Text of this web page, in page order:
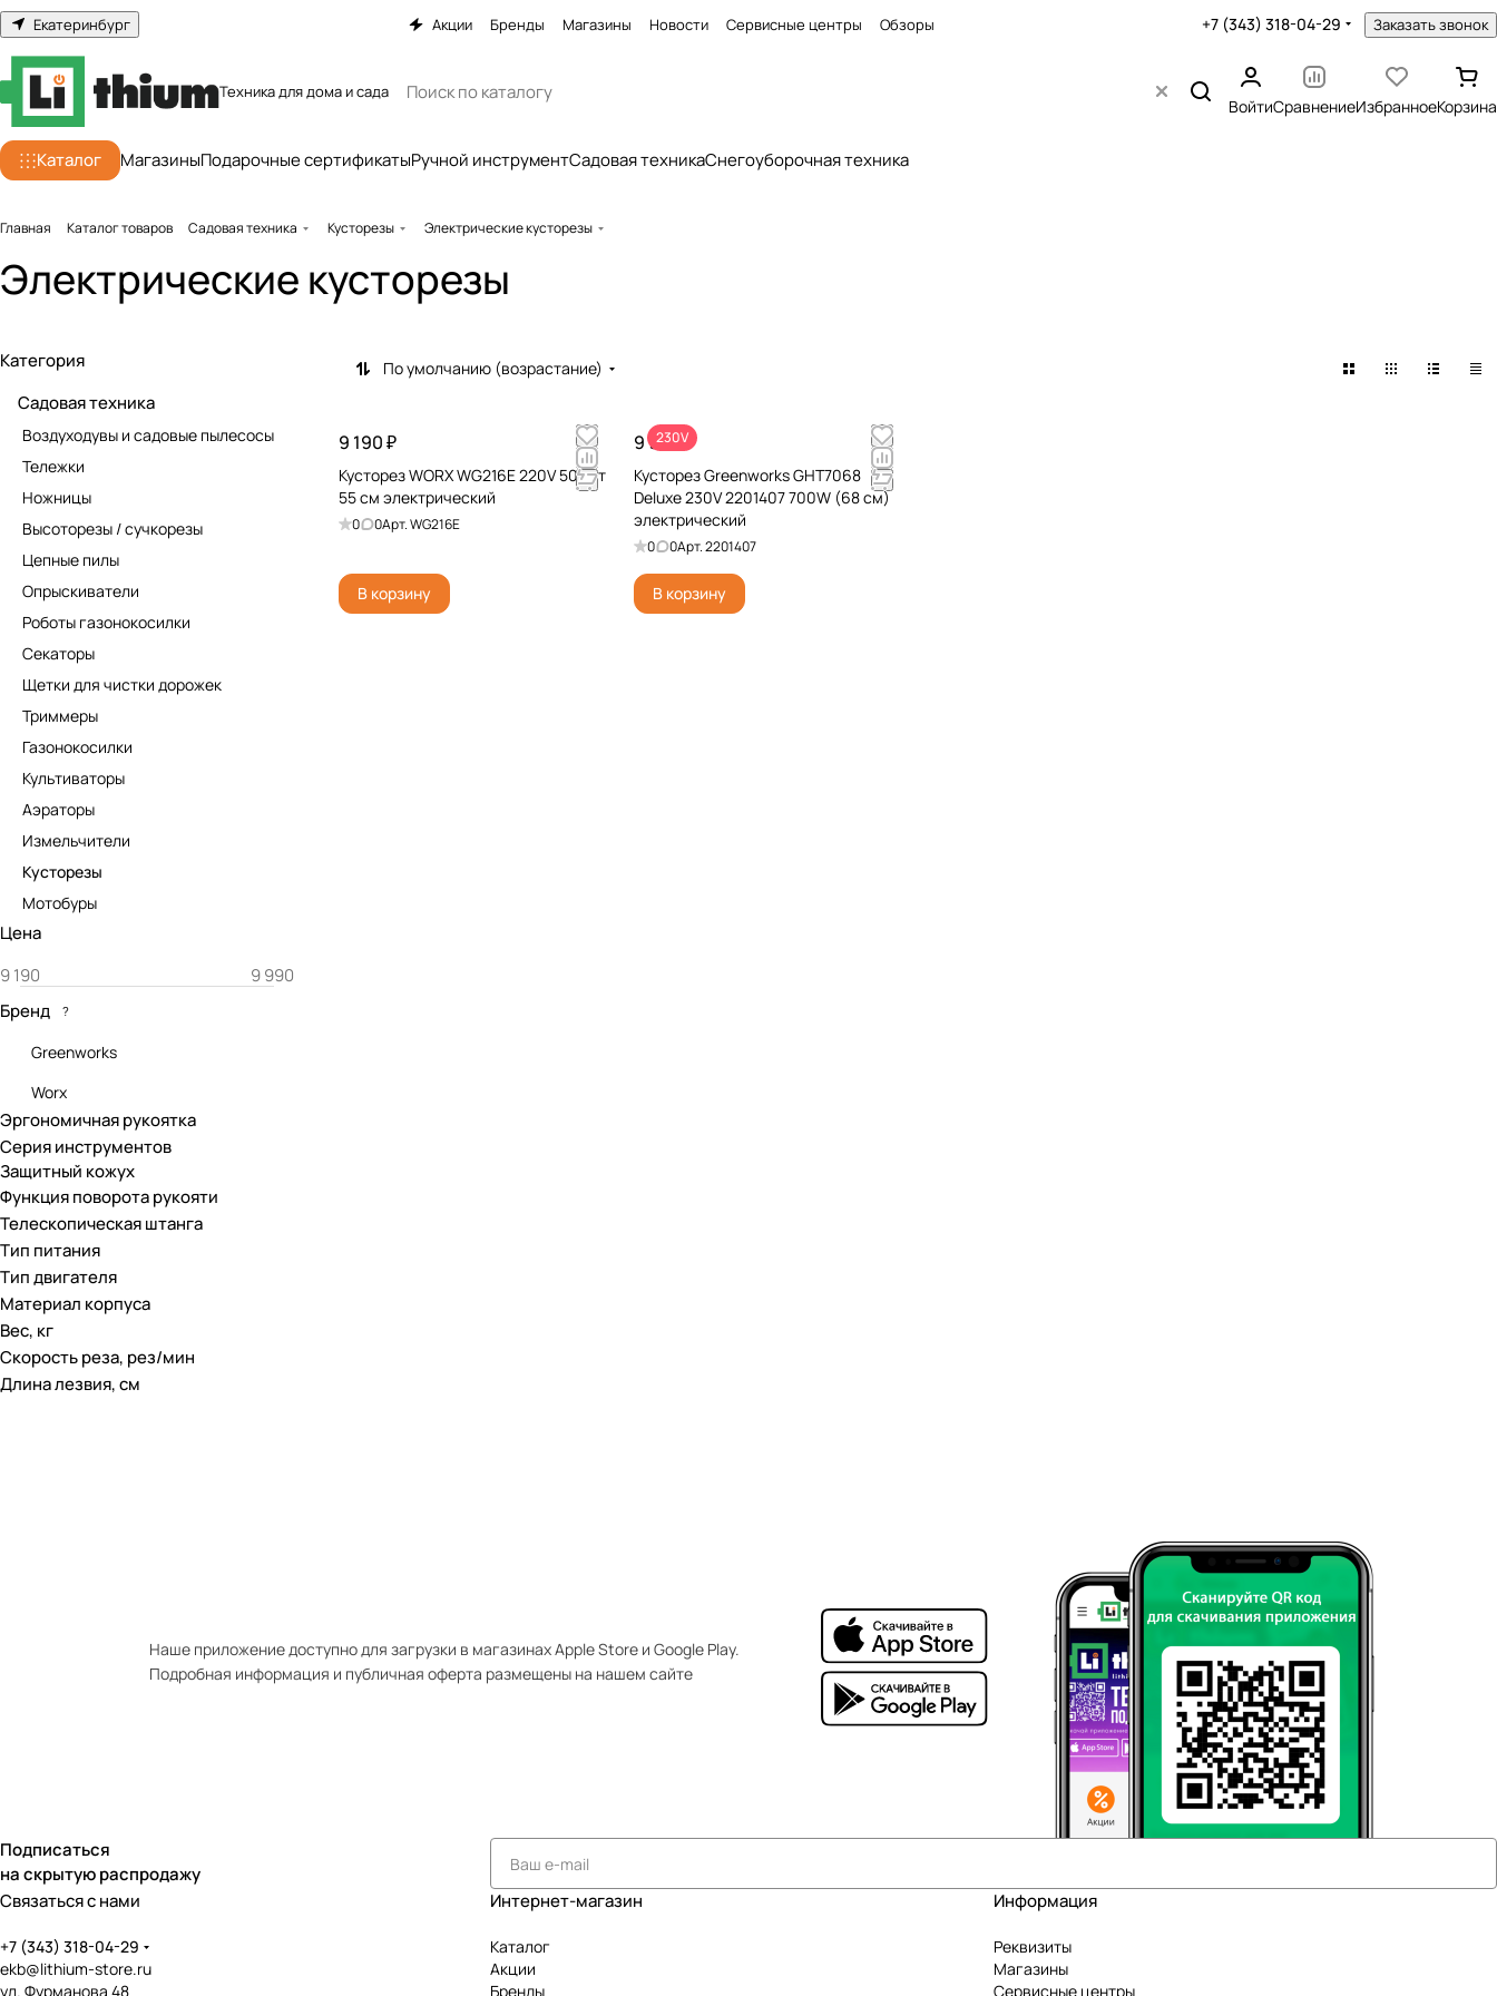
Екатеринбург Акции Бренды Магазины Новости Сервисные центры Обзоры +7 (343) 318-04-29 Заказать звонок
Техника для дома и сада
ВойтиСравнениеИзбранноеКорзина
Каталог МагазиныПодарочные сертификатыРучной инструментСадовая техникаСнегоуборочная техника
Главная Каталог товаров Садовая техника Кусторезы Электрические кусторезы
Электрические кусторезы
По умолчанию (возрастание)
9 190 ₽
Кусторез WORX WG216E 220V 500Вт
55 см электрический
0 0Арт.WG216E
В корзину
230V
9 990 ₽
Кусторез Greenworks GHT7068
Deluxe 230V 2201407 700W (68 см)
электрический
0 0Арт.2201407
В корзину
Категория
Садовая техника
Воздуходувы и садовые пылесосы
Тележки
Ножницы
Высоторезы / сучкорезы
Цепные пилы
Опрыскиватели
Роботы газонокосилки
Секаторы
Щетки для чистки дорожек
Триммеры
Газонокосилки
Культиваторы
Аэраторы
Измельчители
Кусторезы
Мотобуры
Цена
Бренд ?
Greenworks
Worx
Эргономичная рукоятка
Серия инструментов
Защитный кожух
Функция поворота рукояти
Телескопическая штанга
Тип питания
Тип двигателя
Материал корпуса
Вес, кг
Скорость реза, рез/мин
Длина лезвия, см
Наше приложение доступно для загрузки в магазинах Apple Store и Google Play.
Подробная информация и публичная оферта размещены на нашем сайте
Подписаться
на скрытую распродажу
Связаться с нами
+7 (343) 318-04-29
ekb@lithium-store.ru
ул. Фурманова 48
Интернет-магазин
Каталог
Акции
Бренды
Информация
Реквизиты
Магазины
Сервисные центры